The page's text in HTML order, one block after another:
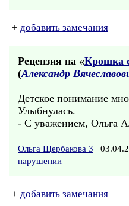
+ добавить замечания
Рецензия на «Крошка
(Александр
Детское понимание
Улыбнулась.
- С уважением, Ольга
Ольга Щербакова 3
нарушении
+ добавить замечания